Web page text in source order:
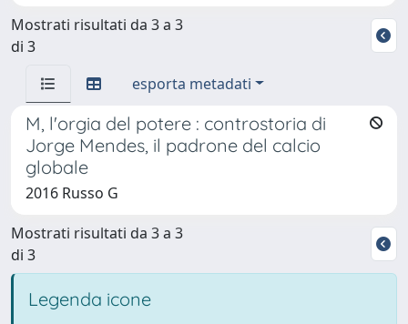
Mostrati risultati da 3 a 3
di 3
esporta metadati
M, l'orgia del potere : controstoria di
Jorge Mendes, il padrone del calcio
globale
2016 Russo G
Mostrati risultati da 3 a 3
di 3
Legenda icone